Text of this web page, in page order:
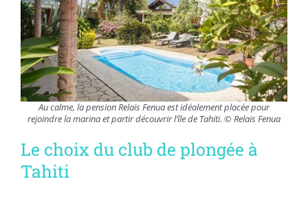
Au calme, la pension Relais Fenua est idéalement placée pour
rejoindre la marina et partir découvrir l’île de Tahiti. © Relais Fenua
Le choix du club de plongée à
Tahiti